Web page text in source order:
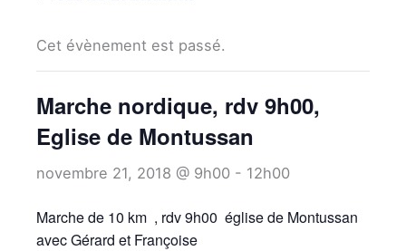
Cet évènement est passé.
Marche nordique, rdv 9h00,
Eglise de Montussan
novembre 21, 2018 @ 9h00 - 12h00
Marche de 10 km , rdv 9h00 église de Montussan
avec Gérard et Françoise